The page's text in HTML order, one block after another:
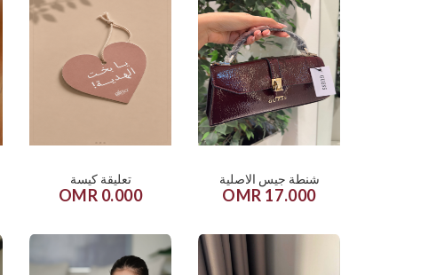
شنطة جيس الاصلية
17.000 OMR
تعليقة كيسة
0.000 OMR